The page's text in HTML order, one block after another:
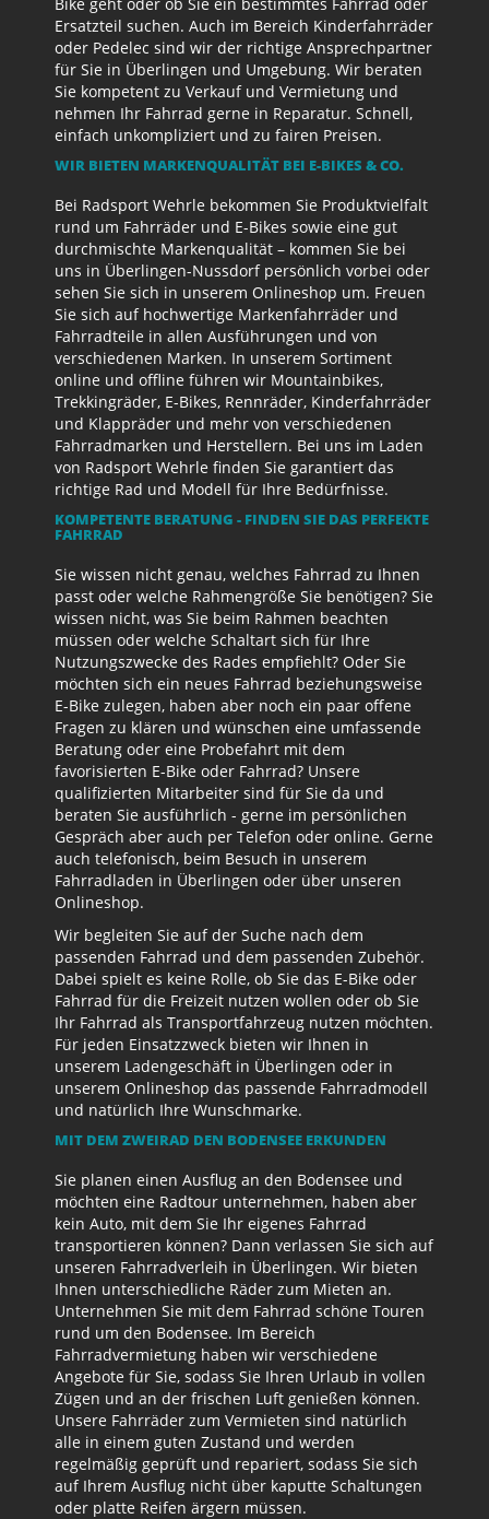
Ersatzteil suchen. Auch im Bereich Kinderfahrräder
oder Pedelec sind wir der richtige Ansprechpartner
für Sie in Überlingen und Umgebung. Wir beraten
Sie kompetent zu Verkauf und Vermietung und
nehmen Ihr Fahrrad gerne in Reparatur. Schnell,
einfach unkompliziert und zu fairen Preisen.
WIR BIETEN MARKENQUALITÄT BEI E-BIKES & CO.
Bei Radsport Wehrle bekommen Sie Produktvielfalt
rund um Fahrräder und E-Bikes sowie eine gut
durchmischte Markenqualität – kommen Sie bei
uns in Überlingen-Nussdorf persönlich vorbei oder
sehen Sie sich in unserem Onlineshop um. Freuen
Sie sich auf hochwertige Markenfahrräder und
Fahrradteile in allen Ausführungen und von
verschiedenen Marken. In unserem Sortiment
online und offline führen wir Mountainbikes,
Trekkingräder, E-Bikes, Rennräder, Kinderfahrräder
und Klappräder und mehr von verschiedenen
Fahrradmarken und Herstellern. Bei uns im Laden
von Radsport Wehrle finden Sie garantiert das
richtige Rad und Modell für Ihre Bedürfnisse.
KOMPETENTE BERATUNG - FINDEN SIE DAS PERFEKTE
FAHRRAD
Sie wissen nicht genau, welches Fahrrad zu Ihnen
passt oder welche Rahmengröße Sie benötigen? Sie
wissen nicht, was Sie beim Rahmen beachten
müssen oder welche Schaltart sich für Ihre
Nutzungszwecke des Rades empfiehlt? Oder Sie
möchten sich ein neues Fahrrad beziehungsweise
E-Bike zulegen, haben aber noch ein paar offene
Fragen zu klären und wünschen eine umfassende
Beratung oder eine Probefahrt mit dem
favorisierten E-Bike oder Fahrrad? Unsere
qualifizierten Mitarbeiter sind für Sie da und
beraten Sie ausführlich - gerne im persönlichen
Gespräch aber auch per Telefon oder online. Gerne
auch telefonisch, beim Besuch in unserem
Fahrradladen in Überlingen oder über unseren
Onlineshop.
Wir begleiten Sie auf der Suche nach dem
passenden Fahrrad und dem passenden Zubehör.
Dabei spielt es keine Rolle, ob Sie das E-Bike oder
Fahrrad für die Freizeit nutzen wollen oder ob Sie
Ihr Fahrrad als Transportfahrzeug nutzen möchten.
Für jeden Einsatzzweck bieten wir Ihnen in
unserem Ladengeschäft in Überlingen oder in
unserem Onlineshop das passende Fahrradmodell
und natürlich Ihre Wunschmarke.
MIT DEM ZWEIRAD DEN BODENSEE ERKUNDEN
Sie planen einen Ausflug an den Bodensee und
möchten eine Radtour unternehmen, haben aber
kein Auto, mit dem Sie Ihr eigenes Fahrrad
transportieren können? Dann verlassen Sie sich auf
unseren Fahrradverleih in Überlingen. Wir bieten
Ihnen unterschiedliche Räder zum Mieten an.
Unternehmen Sie mit dem Fahrrad schöne Touren
rund um den Bodensee. Im Bereich
Fahrradvermietung haben wir verschiedene
Angebote für Sie, sodass Sie Ihren Urlaub in vollen
Zügen und an der frischen Luft genießen können.
Unsere Fahrräder zum Vermieten sind natürlich
alle in einem guten Zustand und werden
regelmäßig geprüft und repariert, sodass Sie sich
auf Ihrem Ausflug nicht über kaputte Schaltungen
oder platte Reifen ärgern müssen.